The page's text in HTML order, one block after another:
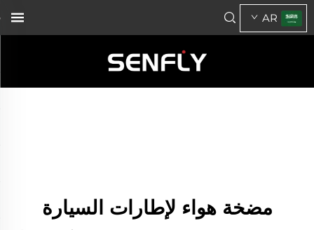
AR
مضخة هواء لإطارات السيارة